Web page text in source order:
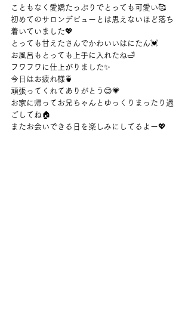
こともなく愛嬌たっぷりでとっても可愛い🥰
初めてのサロンデビューとは思えないほど落ち
着いていました💖
とっても甘えたさんでかわいいはにたん💓
お風呂もとっても上手に入れたね🛁
フワフワに仕上がりました✨
今日はお疲れ様🍵
頑張ってくれてありがとう😊💗
お家に帰ってお兄ちゃんとゆっくりまったり過
ごしてね🏠
またお会いできる日を楽しみにしてるよー💖